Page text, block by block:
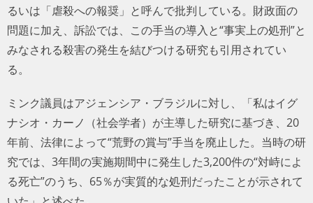
るいは「虐殺への報奨」と呼んで批判している。財政面の
問題に加え、訴訟では、この手当の導入と“事実上の処刑”と
みなされる殺害の発生を結びつける研究も引用されてい
る。
ミンク議員はアジェンシア・ブラジルに対し、「私はイグ
ナシオ・カーノ（社会学者）が主導した研究に基づき、20
年前、法律によって“荒野の賞与”手当を廃止した。当時の研
究では、3年間の実施期間中に発生した3,200件の“対峙によ
る死亡”のうち、65％が実質的な処刑だったことが示されて